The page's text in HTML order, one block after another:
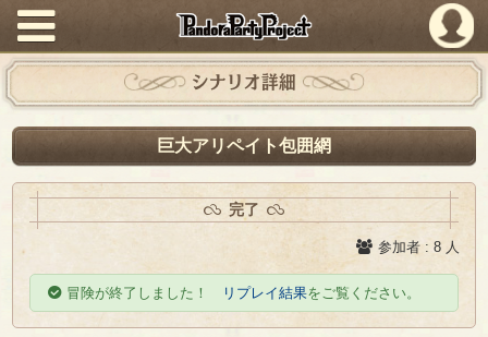
PandoraPartyProject
シナリオ詳細
巨大アリペイト包囲網
完了
参加者 : 8 人
冒険が終了しました！ リプレイ結果をご覧ください。